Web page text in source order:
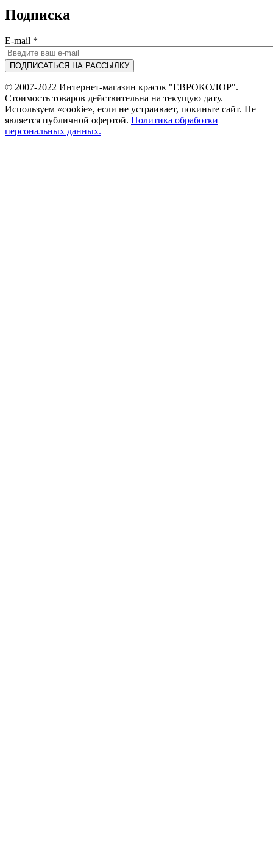
Подписка
E-mail *
© 2007-2022 Интернет-магазин красок "ЕВРОКОЛОР".
Стоимость товаров действительна на текущую дату.
Используем «cookie», если не устраивает, покиньте сайт. Не
является публичной офертой. Политика обработки
персональных данных.